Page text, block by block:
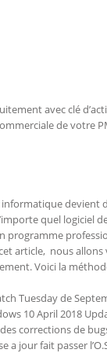
avec clé
de votre
devient
quel logiciel
programme
article, nous allons
Voici la
Tuesday de
10 April 2018
corrections de
jour fait passer